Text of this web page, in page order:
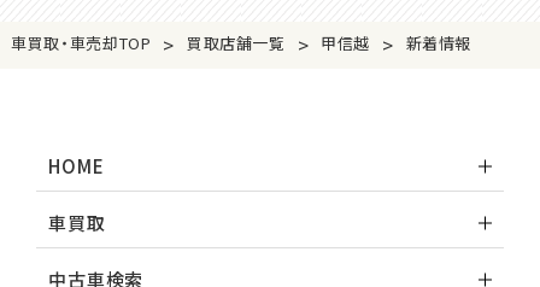
車買取・車売却TOP > 買取店舗一覧 > 甲信越 > 新着情報
HOME
車買取
中古車検索